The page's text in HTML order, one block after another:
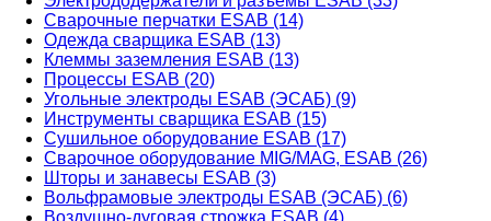
Сварочные перчатки ESAB (14)
Одежда сварщика ESAB (13)
Клеммы заземления ESAB (13)
Процессы ESAB (20)
Угольные электроды ESAB (ЭСАБ) (9)
Инструменты сварщика ESAB (15)
Сушильное оборудование ESAB (17)
Сварочное оборудование MIG/MAG, ESAB (26)
Шторы и занавесы ESAB (3)
Вольфрамовые электроды ESAB (ЭСАБ) (6)